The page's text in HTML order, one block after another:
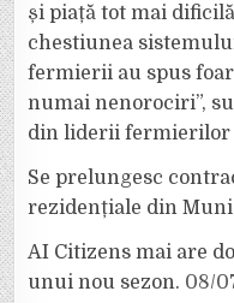
și piață tot mai
chestiunea
fermierii au spus
numai nenorociri”,
din liderii fermierilor
Se prelungesc
rezidențiale din
AI Citizens mai are
unui nou sezon. 08/